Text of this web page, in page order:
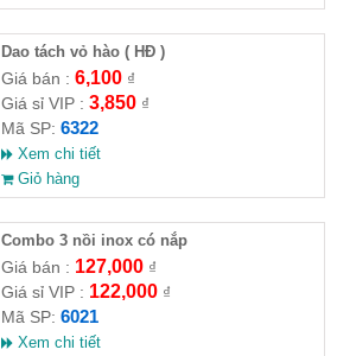
Dao tách vỏ hào ( HĐ )
Giá bán : 6,100₫
Giá sỉ VIP : 3,850₫
Mã SP: 6322
Xem chi tiết
Giỏ hàng
Combo 3 nồi inox có nắp
Giá bán : 127,000₫
Giá sỉ VIP : 122,000₫
Mã SP: 6021
Xem chi tiết